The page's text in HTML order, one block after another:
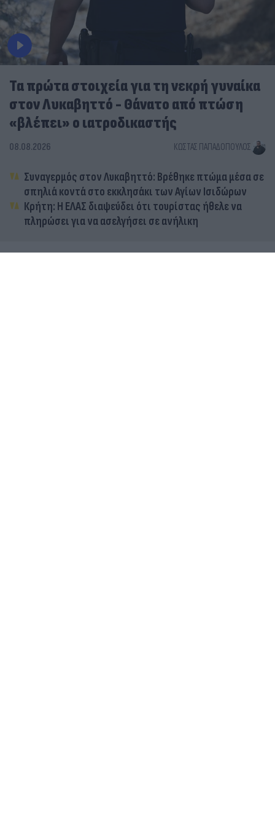
Τα πρώτα στοιχεία για τη νεκρή γυναίκα
στον Λυκαβηττό - Θάνατο από πτώση
«βλέπει» ο ιατροδικαστής
08.08.2026 ΚΏΣΤΑΣ ΠΑΠΑΔΌΠΟΥΛΟΣ
Συναγερμός στον Λυκαβηττό: Βρέθηκε πτώμα μέσα σε
σπηλιά κοντά στο εκκλησάκι των Αγίων Ισιδώρων
Κρήτη: Η ΕΛΑΣ διαψεύδει ότι τουρίστας ήθελε να
πληρώσει για να ασελγήσει σε ανήλικη